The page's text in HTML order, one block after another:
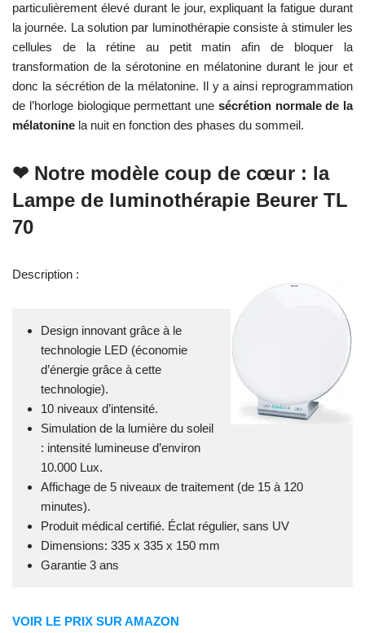
particulièrement élevé durant le jour, expliquant la fatigue durant
la journée. La solution par luminothérapie consiste à stimuler les
cellules de la rétine au petit matin afin de bloquer la
transformation de la sérotonine en mélatonine durant le jour et
donc la sécrétion de la mélatonine. Il y a ainsi reprogrammation
de l’horloge biologique permettant une sécrétion normale de la
mélatonine la nuit en fonction des phases du sommeil.
❤ Notre modèle coup de cœur : la
Lampe de luminothérapie Beurer TL
70
Description :
Design innovant grâce à le
technologie LED (économie
d’énergie grâce à cette
technologie).
10 niveaux d’intensité.
Simulation de la lumière du soleil
: intensité lumineuse d’environ
10.000 Lux.
Affichage de 5 niveaux de traitement (de 15 à 120
minutes).
Produit médical certifié. Éclat régulier, sans UV
Dimensions: 335 x 335 x 150 mm
Garantie 3 ans
VOIR LE PRIX SUR AMAZON